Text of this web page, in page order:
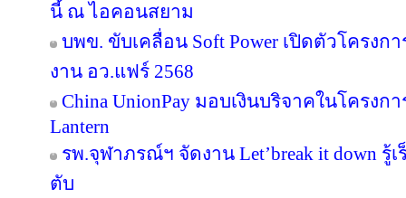
นี้ ณ ไอคอนสยาม
บพข. ขับเคลื่อน Soft Power เปิดตัวโครง
งาน อว.แฟร์ 2568
China UnionPay มอบเงินบริจาคในโครงกา
Lantern
รพ.จุฬาภรณ์ฯ จัดงาน Let’break it down รู้
ตับ